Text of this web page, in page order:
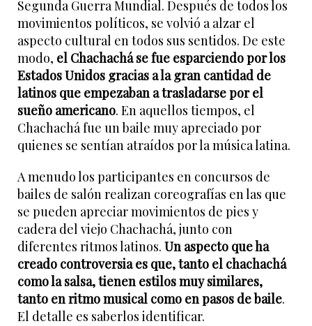
Segunda Guerra Mundial. Después de todos los
movimientos políticos, se volvió a alzar el
aspecto cultural en todos sus sentidos. De este
modo, el Chachachá se fue esparciendo por los
Estados Unidos gracias a la gran cantidad de
latinos que empezaban a trasladarse por el
sueño americano. En aquellos tiempos, el
Chachachá fue un baile muy apreciado por
quienes se sentían atraídos por la música latina.
A menudo los participantes en concursos de
bailes de salón realizan coreografías en las que
se pueden apreciar movimientos de pies y
cadera del viejo Chachachá, junto con
diferentes ritmos latinos. Un aspecto que ha
creado controversia es que, tanto el chachachá
como la salsa, tienen estilos muy similares,
tanto en ritmo musical como en pasos de baile.
El detalle es saberlos identificar.